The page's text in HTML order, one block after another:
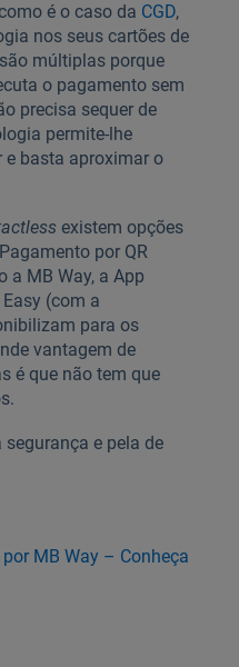
é o caso da CGD,
nos seus cartões de
múltiplas porque
o pagamento sem
precisa sequer de
permite-lhe
basta aproximar o
existem opções
por QR
a MB Way, a App
(com a
para os
vantagem de
é que não tem que
segurança e pela de
MB Way – Conheça